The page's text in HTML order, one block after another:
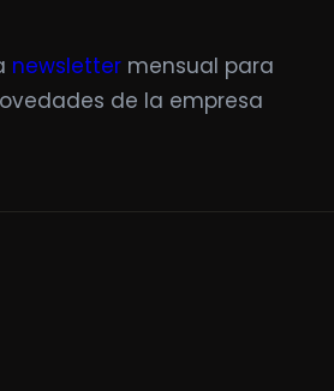
newsletter mensual para
de la empresa